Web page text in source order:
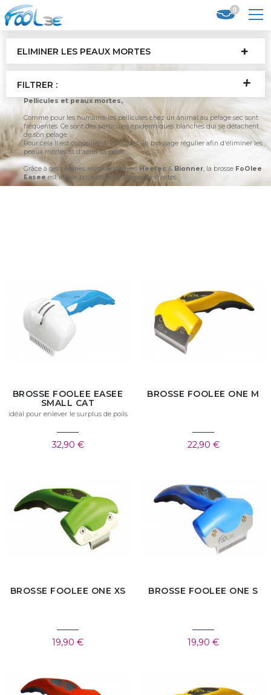
ELIMINER LES PEAUX MORTES
FILTRER :
Pellicules et peaux mortes,
Comme pour les humains,les pellicules chez un animal au pelage sec sont
fréquentes. Ce sont des particules épidermiques blanches qui se détachent
de son pelage.
Pour cela Il est conseiller d' effectuer un brossage régulier afin d'éliminer les
peaux mortes et d'aérer sa peau.
Grâce à ses peignes révolutionnaires Heetec&Bionner, la brosse FoOlee
Easeeest idéale pour éliminer les peaux mortes.
BROSSE FOOLEE EASEE
SMALL CAT
idéal pour enlever le surplus de poils
32,90 €
BROSSE FOOLEE ONE M
22,90 €
BROSSE FOOLEE ONE XS
19,90 €
BROSSE FOOLEE ONE S
19,90 €
0